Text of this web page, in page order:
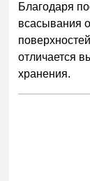
Благодаря
всасывания
отличается
хранения.